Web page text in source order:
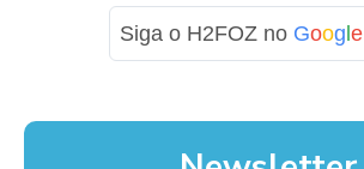
Siga o H2FOZ no Google